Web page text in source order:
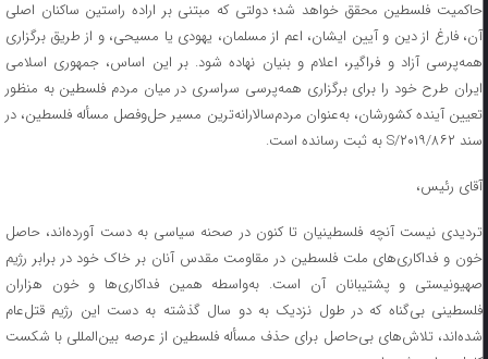
حاکمیت فلسطین محقق خواهد شد؛ دولتی که مبتنی بر اراده راستین ساکنان اصلی
آن، فارغ از دین و آیین ایشان، اعم از مسلمان، یهودی یا مسیحی، و از طریق برگزاری
همه‌پرسی آزاد و فراگیر، اعلام و بنیان نهاده شود. بر این اساس، جمهوری اسلامی
ایران طرح خود را برای برگزاری همه‌پرسی سراسری در میان مردم فلسطین به منظور
تعیین آینده کشورشان، به‌عنوان مردم‌سالارانه‌ترین مسیر حل‌وفصل مسأله فلسطین، در
سند S/۲۰۱۹/۸۶۲ به ثبت رسانده است.
آقای رئیس،
تردیدی نیست آنچه فلسطینیان تا کنون در صحنه سیاسی به دست آورده‌اند، حاصل
خون و فداکاری‌های ملت فلسطین در مقاومت مقدس آنان بر خاک خود در برابر رژیم
صهیونیستی و پشتیبانان آن است. به‌واسطه همین فداکاری‌ها و خون هزاران
فلسطینی بی‌گناه که در طول نزدیک به دو سال گذشته به دست این رژیم قتل‌عام
شده‌اند، تلاش‌های بی‌حاصل برای حذف مسأله فلسطین از عرصه بین‌المللی با شکست